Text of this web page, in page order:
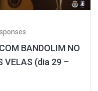
BANDOLIM NO
VELAS (dia 29 –